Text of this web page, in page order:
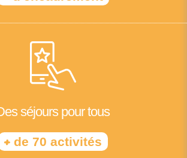
séjours pour tous
+de 70 activités